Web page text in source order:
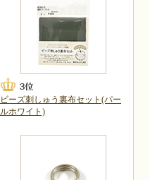
ビーズ刺しゅう裏布セット(パー
ルホワイト)